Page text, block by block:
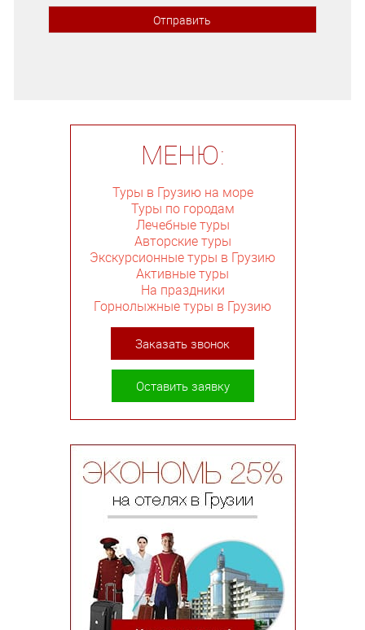
МЕНЮ:
Туры в Грузию на море
Туры по городам
Лечебные туры
Авторские туры
Экскурсионные туры в Грузию
Активные туры
На праздники
Горнолыжные туры в Грузию
Заказать звонок
Оставить заявку